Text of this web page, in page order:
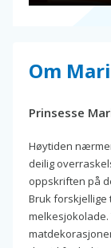
Om
Prinsesse
Høytiden
deilig
oppskriften på
Bruk forskjellige